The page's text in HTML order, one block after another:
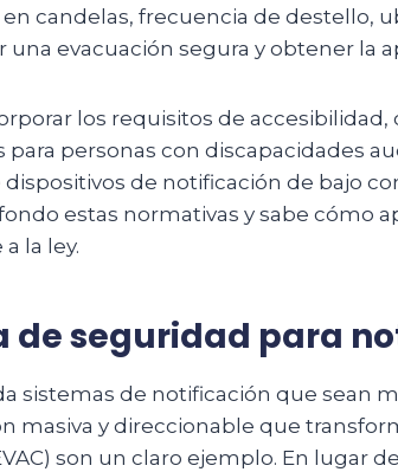
candelas, frecuencia de destello,
evacuación segura y obtener la
los requisitos de
personas con discapacidades
dispositivos de notificación de bajo
estas normativas y sabe cómo
la ley.
de seguridad para
sistemas de notificación que sean
masiva y direccionable que
son un claro ejemplo. En